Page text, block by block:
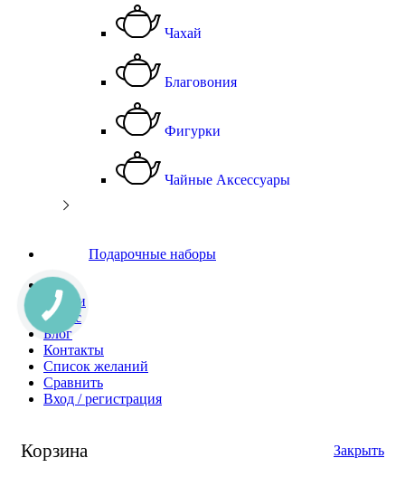
Чахай
Благовония
Фигурки
Чайные Аксессуары
Подарочные наборы
Чай
Акции
О Нас
Блог
Контакты
Список желаний
Сравнить
Вход / регистрация
Корзина Закрыть